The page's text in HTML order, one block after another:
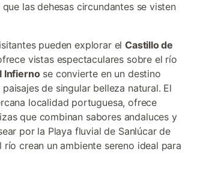
las dehesas circundantes se visten
pueden explorar elCastillo de
vistas espectaculares sobre el río
Infiernose convierte en un destino
de singular belleza natural. El
localidad portuguesa, ofrece
que combinan sabores andaluces y
por la Playa fluvial de Sanlúcar de
crean un ambiente sereno ideal para